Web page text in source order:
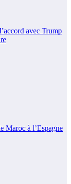
avec Trump
Maroc à l’Espagne